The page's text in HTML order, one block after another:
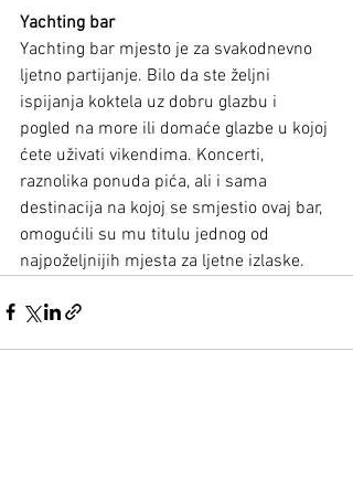
Yachting bar
Yachting bar mjesto je za svakodnevno
ljetno partijanje. Bilo da ste željni
ispijanja koktela uz dobru glazbu i
pogled na more ili domaće glazbe u kojoj
ćete uživati vikendima. Koncerti,
raznolika ponuda pića, ali i sama
destinacija na kojoj se smjestio ovaj bar,
omogućili su mu titulu jednog od
najpoželjnijih mjesta za ljetne izlaske.